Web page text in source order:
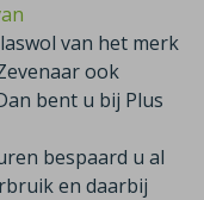
van het merk
ook
bent u bij Plus
bespaard u al
en daarbij